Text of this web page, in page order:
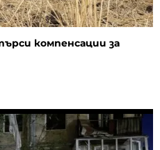
компенсации за